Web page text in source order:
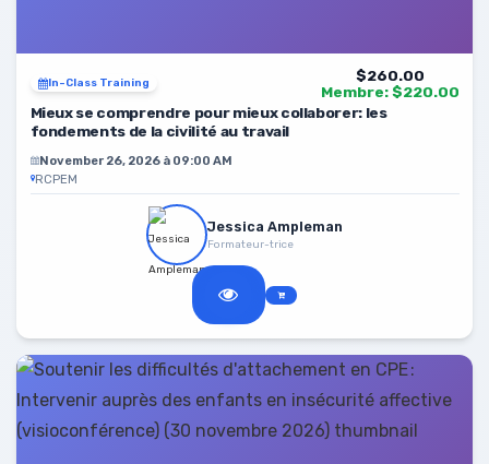
In-Class Training
$260.00
Membre: $220.00
Mieux se comprendre pour mieux collaborer: les
fondements de la civilité au travail
November 26, 2026 à 09:00 AM
RCPEM
Jessica Ampleman
Formateur-trice